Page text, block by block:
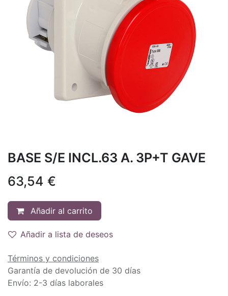
BASE S/E INCL.63 A. 3P+T GAVE
63,54 €
Añadir al carrito
Añadir a lista de deseos
Términos y condiciones
Garantía de devolución de 30 días
Envío: 2-3 días laborales